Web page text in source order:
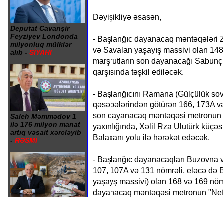
Deputat Cavanşir
Feyziyev Londonda
milyonluq mülklər
alıb - SİYAHI
Saleh Məmmədov 1
ilə 176 milyon manat
artıq vəsait xərcləyib
- RƏSMİ
Dəyişikliyə əsasən,
- Başlanğıc dayanacaq məntəqələri
və Savalan yaşayış massivi olan
marşrutların son dayanacağı
qarşısında təşkil ediləcək.
- Başlanğıcını Ramana (Gülçülük
qəsəbələrindən götürən 166, 173A
son dayanacaq məntəqəsi metronun
yaxınlığında, Xəlil Rza Ulutürk
Balaxanı yolu ilə hərəkət edəcək.
- Başlanğıc dayanacaqları
107, 107A və 131 nömrəli, eləcə də
yaşayş massivi) olan 168 və 169
dayanacaq məntəqəsi metronun